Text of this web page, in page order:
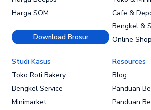
Harga SOM
Download Brosur
Cafe &
Bengkel &
Online Shop
Studi Kasus
Toko Roti Bakery
Bengkel Service
Minimarket
Resources
Blog
Panduan
Panduan